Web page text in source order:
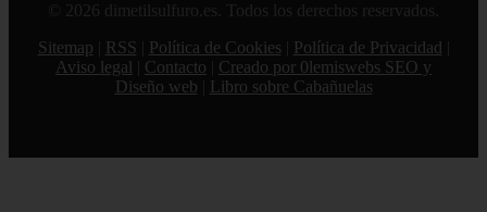
© 2026 dimetilsulfuro.es. Todos los derechos reservados.
Sitemap
RSS Política de Cookies Política de Privacidad
Aviso legal
Contacto
Creado por 0lemiswebs SEO y
Diseño web
Libro sobre Cabañuelas